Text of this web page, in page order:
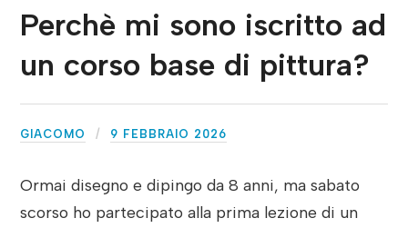
Perchè mi sono iscritto ad
un corso base di pittura?
GIACOMO 9 FEBBRAIO 2026
Ormai disegno e dipingo da 8 anni, ma sabato
scorso ho partecipato alla prima lezione di un